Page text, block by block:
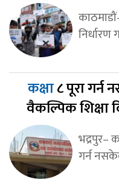
निर्धारण
कक्षा८ पूरा
वैकल्पिक शिक्षा
भद्रपुर–
गर्न